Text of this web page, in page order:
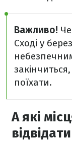
Важливо!
Сході у
поїхати.
А які